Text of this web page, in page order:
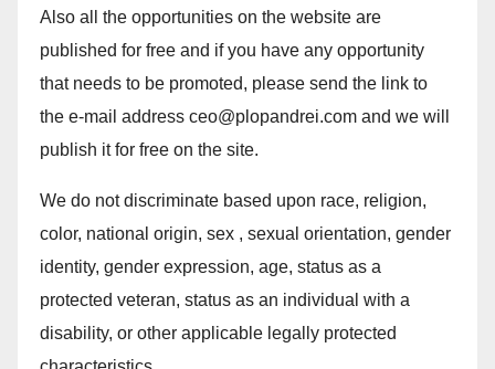
Also all the opportunities on the website are
published for free and if you have any opportunity
that needs to be promoted, please send the link to
the e-mail address ceo@plopandrei.com and we will
publish it for free on the site.
We do not discriminate based upon race, religion,
color, national origin, sex , sexual orientation, gender
identity, gender expression, age, status as a
protected veteran, status as an individual with a
disability, or other applicable legally protected